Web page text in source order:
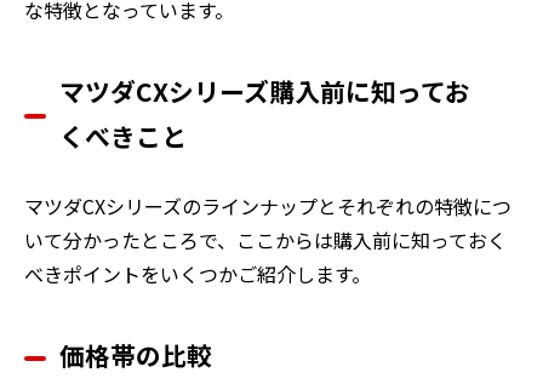
な特徴となっています。
マツダCXシリーズ購入前に知ってお
くべきこと
マツダCXシリーズのラインナップとそれぞれの特徴につ
いて分かったところで、ここからは購入前に知っておく
べきポイントをいくつかご紹介します。
価格帯の比較